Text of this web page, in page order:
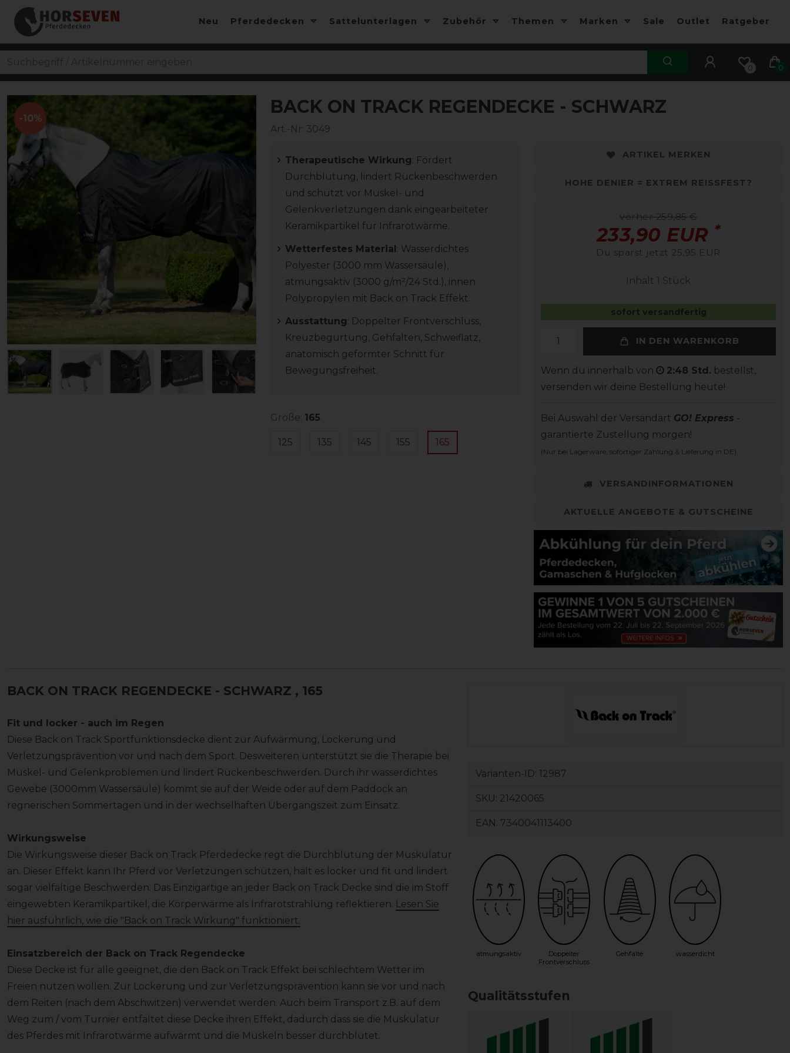
Neu Pferdedecken Sattelunterlagen Zubehör Themen Marken Sale Outlet Ratgeber
0 0
-10%
BACK ON TRACK REGENDECKE - SCHWARZ
Art.-Nr: 3049
Therapeutische Wirkung: Fördert
Durchblutung, lindert Rückenbeschwerden
und schützt vor Muskel- und
Gelenkverletzungen dank eingearbeiteter
Keramikpartikel für Infrarotwärme.
Wetterfestes Material: Wasserdichtes
Polyester (3000 mm Wassersäule),
atmungsaktiv (3000 g/m²/24 Std.), innen
Polypropylen mit Back on Track Effekt.
Ausstattung: Doppelter Frontverschluss,
Kreuzbegurtung, Gehfalten, Schweiflatz,
anatomisch geformter Schnitt für
Bewegungsfreiheit.
Größe: 165
125 135 145 155 165
ARTIKEL MERKEN
HOHE DENIER = EXTREM REISSFEST?
vorher 259,85 €
233,90 EUR *
Du sparst jetzt 25,95 EUR
Inhalt 1 Stück
sofort versandfertig
IN DEN WARENKORB
Wenn du innerhalb von 2:48 Std. bestellst,
versenden wir deine Bestellung heute!
Bei Auswahl der Versandart GO! Express -
garantierte Zustellung morgen!
(Nur bei Lagerware, sofortiger Zahlung & Lieferung in DE)
VERSANDINFORMATIONEN
AKTUELLE ANGEBOTE & GUTSCHEINE
BACK ON TRACK REGENDECKE - SCHWARZ , 165
Fit und locker - auch im Regen
Diese Back on Track Sportfunktionsdecke dient zur Aufwärmung, Lockerung und
Verletzungsprävention vor und nach dem Sport. Desweiteren unterstützt sie die Therapie bei
Muskel- und Gelenkproblemen und lindert Rückenbeschwerden. Durch ihr wasserdichtes
Gewebe (3000mm Wassersäule) kommt sie auf der Weide oder auf dem Paddock an
regnerischen Sommertagen und in der wechselhaften Übergangszeit zum Einsatz.
Wirkungsweise
Die Wirkungsweise dieser Back on Track Pferdedecke regt die Durchblutung der Muskulatur
an. Dieser Effekt kann Ihr Pferd vor Verletzungen schützen, hält es locker und fit und lindert
sogar vielfältige Beschwerden. Das Einzigartige an jeder Back on Track Decke sind die im Stoff
eingewebten Keramikpartikel, die Körperwärme als Infrarotstrahlung reflektieren. Lesen Sie
hier ausführlich, wie die "Back on Track Wirkung" funktioniert.
Einsatzbereich der Back on Track Regendecke
Diese Decke ist für alle geeignet, die den Back on Track Effekt bei schlechtem Wetter im
Freien nutzen wollen. Zur Lockerung und zur Verletzungsprävention kann sie vor und nach
dem Reiten (nach dem Abschwitzen) verwendet werden. Auch beim Transport z.B. auf dem
Weg zum / vom Turnier entfaltet diese Decke ihren Effekt, dadurch dass sie die Muskulatur
des Pferdes mit Infrarotwärme aufwärmt und die Muskeln besser durchblutet.
Varianten-ID: 12987
SKU: 21420065
EAN: 7340041113400
atmungsaktiv
Doppelter
Frontverschluss
Gehfalte wasserdicht
Qualitätsstufen